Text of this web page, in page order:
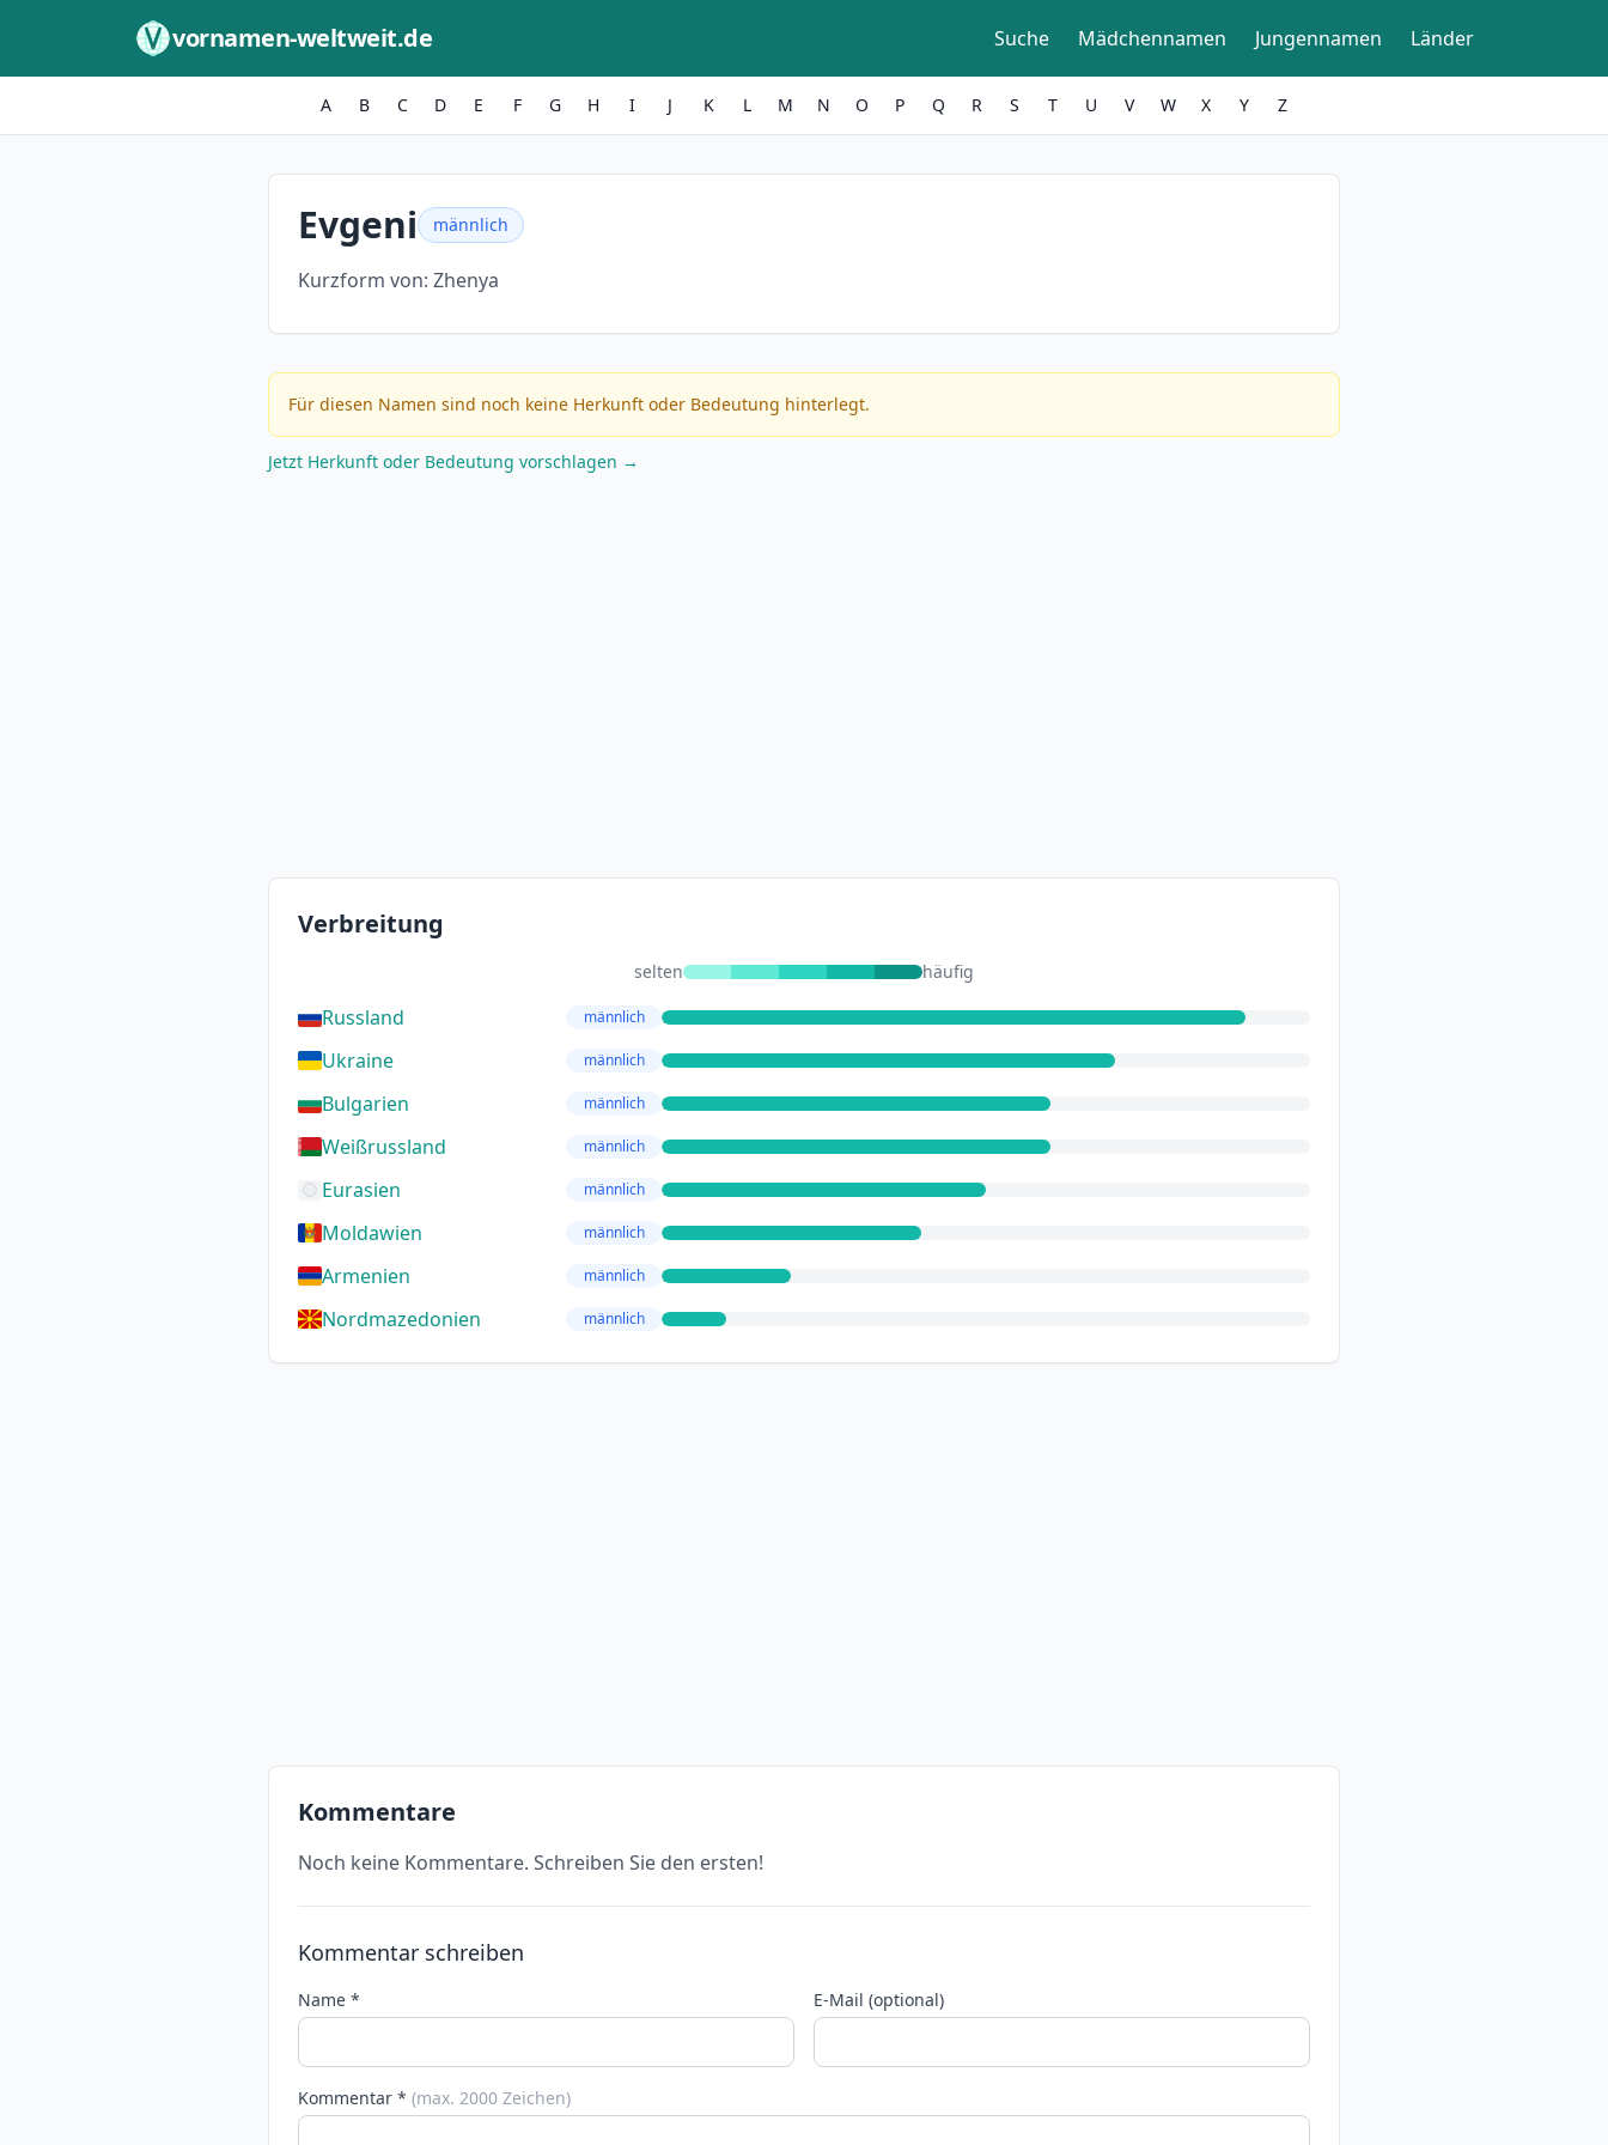
vornamen-weltweit.de Suche Mädchennamen Jungennamen Länder
A B C D E F G H I J K L M N O P Q R S T U V W X Y Z
Evgeni männlich
Kurzform von: Zhenya
Für diesen Namen sind noch keine Herkunft oder Bedeutung hinterlegt.
Jetzt Herkunft oder Bedeutung vorschlagen →
Verbreitung
selten häufig
Russland männlich
Ukraine männlich
Bulgarien männlich
Weißrussland männlich
Eurasien männlich
Moldawien männlich
Armenien männlich
Nordmazedonien männlich
Kommentare
Noch keine Kommentare. Schreiben Sie den ersten!
Kommentar schreiben
Name * E-Mail (optional)
Kommentar * (max. 2000 Zeichen)